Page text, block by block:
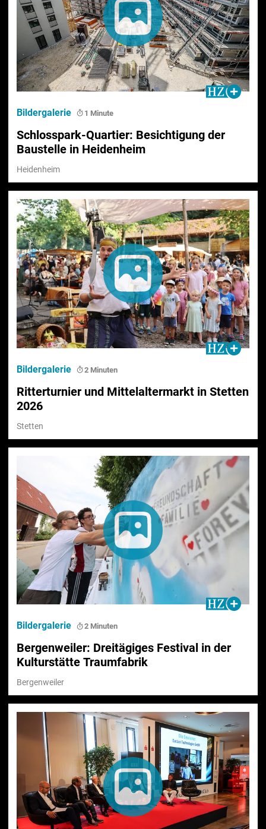
Schlosspark-Quartier: Besichtigung der
Baustelle in Heidenheim
Heidenheim
Bildergalerie 1 Minute
Ritterturnier und Mittelaltermarkt in Stetten
2026
Stetten
Bildergalerie 2 Minuten
Bergenweiler: Dreitägiges Festival in der
Kulturstätte Traumfabrik
Bergenweiler
Bildergalerie 2 Minuten